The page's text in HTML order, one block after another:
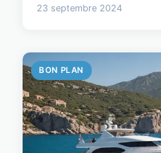
23 septembre 2024
BON PLAN